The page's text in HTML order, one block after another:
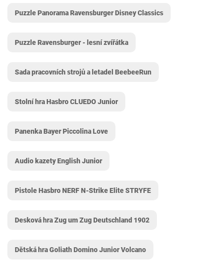
Puzzle Panorama Ravensburger Disney Classics
Puzzle Ravensburger - lesní zvířátka
Sada pracovních strojů a letadel BeebeeRun
Stolní hra Hasbro CLUEDO Junior
Panenka Bayer Piccolina Love
Audio kazety English Junior
Pistole Hasbro NERF N-Strike Elite STRYFE
Desková hra Zug um Zug Deutschland 1902
Dětská hra Goliath Domino Junior Volcano